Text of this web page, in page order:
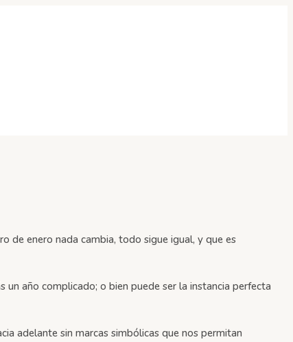
de enero nada cambia, todo sigue igual, y que es
año complicado; o bien puede ser la instancia perfecta
adelante sin marcas simbólicas que nos permitan